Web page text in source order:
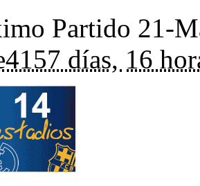
Partido 21-
4157 días, 16